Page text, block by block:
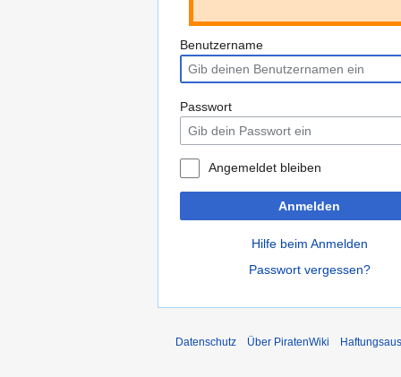
Benutzername
Passwort
Angemeldet bleiben
Anmelden
Hilfe beim Anmelden
Passwort vergessen?
Datenschutz Über PiratenWiki